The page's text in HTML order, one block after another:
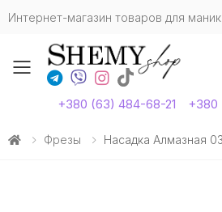
Интернет-магазин товаров для
Toggle mobile
+380 (63) 484-68-21 +380
Фрезы Насадка Алмазная